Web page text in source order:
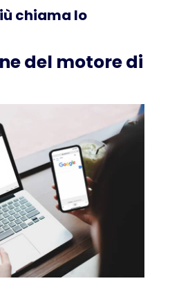
chiama lo
del motore di